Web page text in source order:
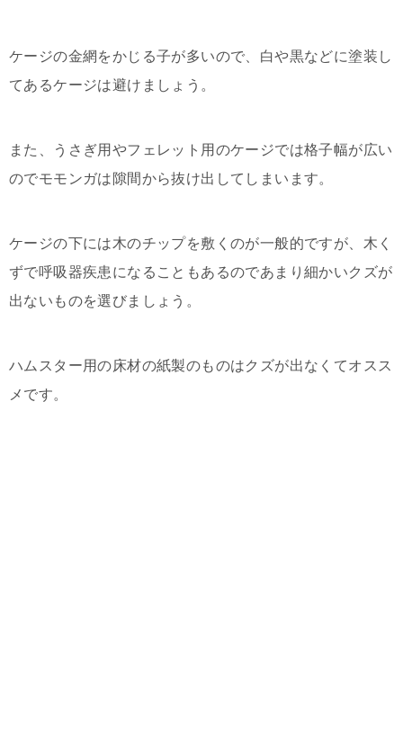
ケージの金網をかじる子が多いので、白や黒などに塗装し
てあるケージは避けましょう。
また、うさぎ用やフェレット用のケージでは格子幅が広い
のでモモンガは隙間から抜け出してしまいます。
ケージの下には木のチップを敷くのが一般的ですが、木く
ずで呼吸器疾患になることもあるのであまり細かいクズが
出ないものを選びましょう。
ハムスター用の床材の紙製のものはクズが出なくてオスス
メです。